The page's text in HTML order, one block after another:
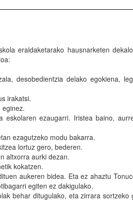
eraldaketarako hausnarketen
desobedientzia delako egokiena,
irakatsi.
eskolaren ezaugarri. Iristea baino,
ezagutzeko modu bakarra.
lortuz gero, bederen.
altxorra aurki dezan.
kokatzen.
aukeren bidea. Eta ez ahaztu
egiten ez dakigulako.
behar ditugulako, eta zirrara sortzeko